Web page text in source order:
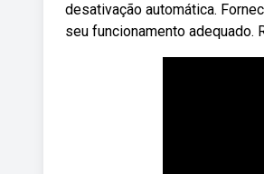
desativação automática.
seu funcionamento adequado.